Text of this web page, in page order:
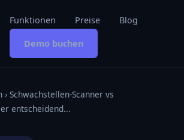
Funktionen Preise Blog
Demo buchen
› Schwachstellen-Scanner vs
entscheidend...